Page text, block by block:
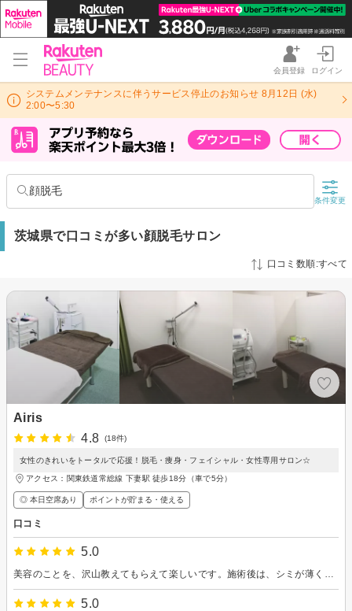
会員登録 ログイン
システムメンテナンスに伴うサービス停止のお知らせ 8月12日 (水)
2:00〜5:30
顔脱毛
条件変更
茨城県で口コミが多い顔脱毛サロン
口コミ数順:すべて
Airis
4.8
(18件)
女性のきれいをトータルで応援！脱毛・痩身・フェイシャル・女性専用サロン☆
アクセス：関東鉄道常総線 下妻駅 徒歩18分（車で5分）
◎ 本日空席あり ポイントが貯まる・使える
口コミ
5.0
5.0